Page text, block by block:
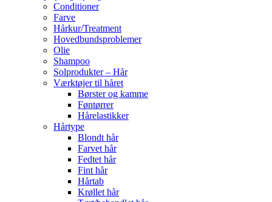
Conditioner
Farve
Hårkur/Treatment
Hovedbundsproblemer
Olie
Shampoo
Solprodukter – Hår
Værktøjer til håret
Børster og kamme
Føntørrer
Hårelastikker
Hårtype
Blondt hår
Farvet hår
Fedtet hår
Fint hår
Hårtab
Krøllet hår